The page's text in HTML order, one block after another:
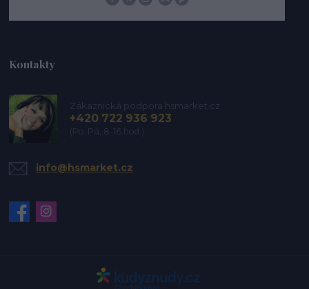
Kontakty
Zákaznická podpora hsmarket.cz
+420 722 936 923
(Po-Pá, 8-16 hod.)
info@hsmarket.cz